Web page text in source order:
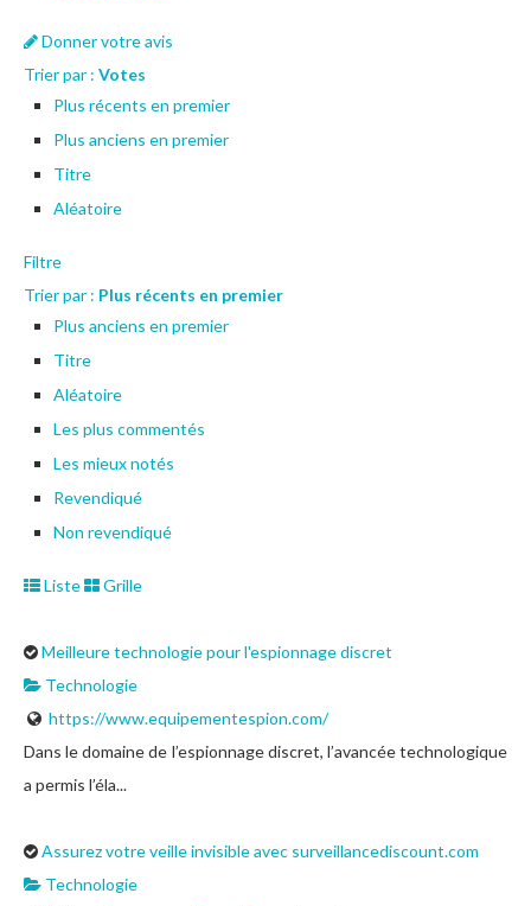
Donner votre avis
Trier par : Votes
Plus récents en premier
Plus anciens en premier
Titre
Aléatoire
Filtre
Trier par : Plus récents en premier
Plus anciens en premier
Titre
Aléatoire
Les plus commentés
Les mieux notés
Revendiqué
Non revendiqué
Liste Grille
Meilleure technologie pour l'espionnage discret
Technologie
https://www.equipementespion.com/
Dans le domaine de l’espionnage discret, l’avancée technologique
a permis l’éla...
Assurez votre veille invisible avec surveillancediscount.com
Technologie